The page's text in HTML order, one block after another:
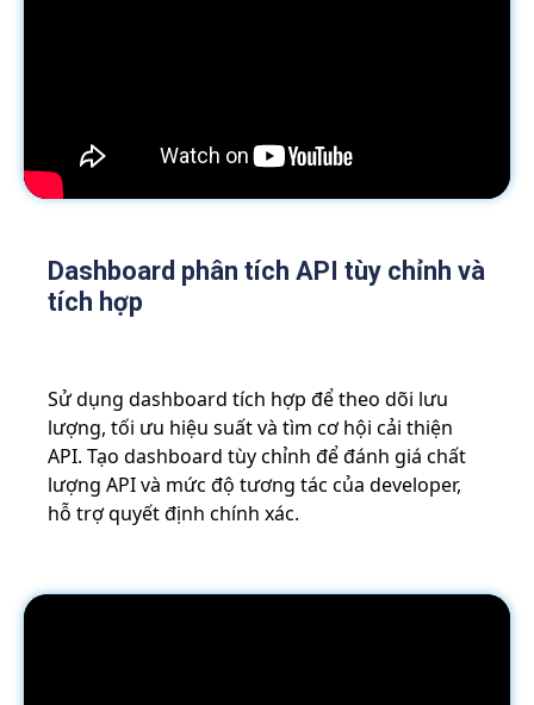
Dashboard phân tích API tùy chỉnh và
tích hợp
Sử dụng dashboard tích hợp để theo dõi lưu
lượng, tối ưu hiệu suất và tìm cơ hội cải thiện
API. Tạo dashboard tùy chỉnh để đánh giá chất
lượng API và mức độ tương tác của developer,
hỗ trợ quyết định chính xác.